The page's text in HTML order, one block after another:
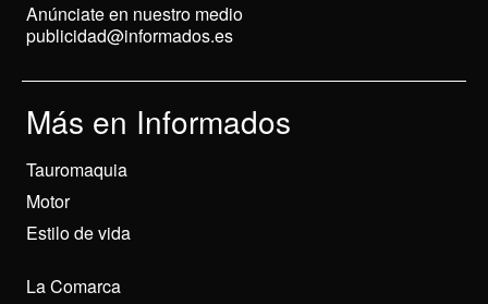
Anúnciate en nuestro medio
publicidad@informados.es
Más en Informados
Tauromaquia
Motor
Estilo de vida
La Comarca